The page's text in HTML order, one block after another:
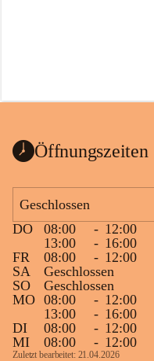
Wanduhr (!) benutzt und
Das Gemeindeamt freut sich
Spende >lesenswerter< Bücher
vorsortiert in die Bücherzelle
werden können.
Gleichzeitig möchten wir uns
sehr herzlich bedanken, die
tolle Bücher spendiert haben.
Öffnungszeiten
Geschlossen
DO
08:00 - 12:00
13:00
- 16:00
FR
08:00 - 12:00
SA
Geschlossen
SO
Geschlossen
MO 08:00 - 12:00
13:00
- 16:00
DI
08:00 - 12:00
MI
08:00 - 12:00
Zuletzt bearbeitet: 21.04.2026